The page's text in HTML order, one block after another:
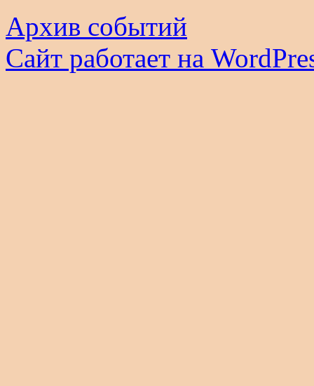
Архив событий
Сайт работает на